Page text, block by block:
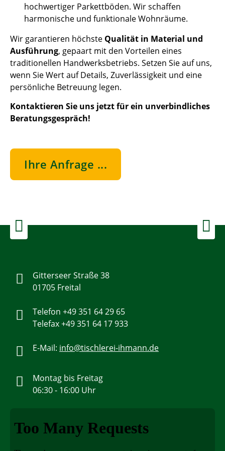
hochwertiger Parkettböden. Wir schaffen
harmonische und funktionale Wohnräume.
Wir garantieren höchste Qualität in Material und
Ausführung, gepaart mit den Vorteilen eines
traditionellen Handwerksbetriebs. Setzen Sie auf uns,
wenn Sie Wert auf Details, Zuverlässigkeit und eine
persönliche Betreuung legen.
Kontaktieren Sie uns jetzt für ein unverbindliches
Beratungsgespräch!
Ihre Anfrage ...
Zurück Weiter
Gitterseer Straße 38
01705 Freital
Telefon +49 351 64 29 65
Telefax +49 351 64 17 933
E-Mail: info@tischlerei-ihmann.de
Montag bis Freitag
06:30 - 16:00 Uhr